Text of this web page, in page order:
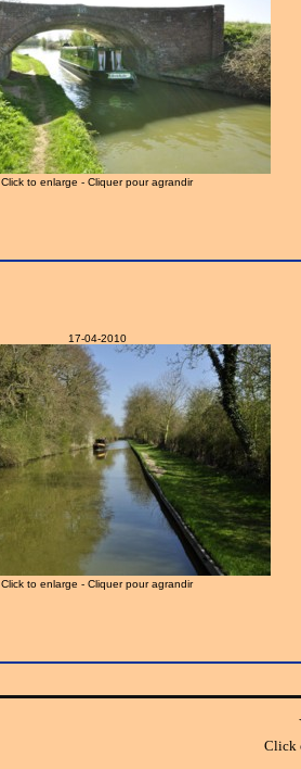
Click to enlarge - Cliquer pour agrandir
17-04-2010
Click to enlarge - Cliquer pour agrandir
Click